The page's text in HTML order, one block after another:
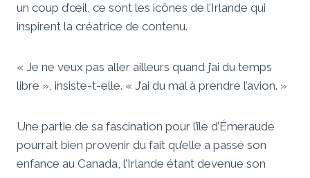
un coup d’œil, ce sont les icônes de l’Irlande qui
inspirent la créatrice de contenu.
« Je ne veux pas aller ailleurs quand j’ai du temps
libre », insiste-t-elle. « J’ai du mal à prendre l’avion. »
Une partie de sa fascination pour l’île d’Émeraude
pourrait bien provenir du fait qu’elle a passé son
enfance au Canada, l’Irlande étant devenue son